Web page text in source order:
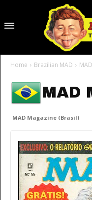
Home Brazilian MAD
MAD
MAD Magazine (Brasil)